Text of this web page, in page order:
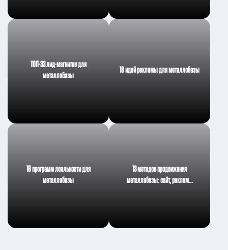
ТОП-33 лид-магнитов для
металлобазы
18 идей рекламы для металлобазы
15 программ лояльности для
металлобазы
13 методов продвижения
металлобазы: сайт, реклам…